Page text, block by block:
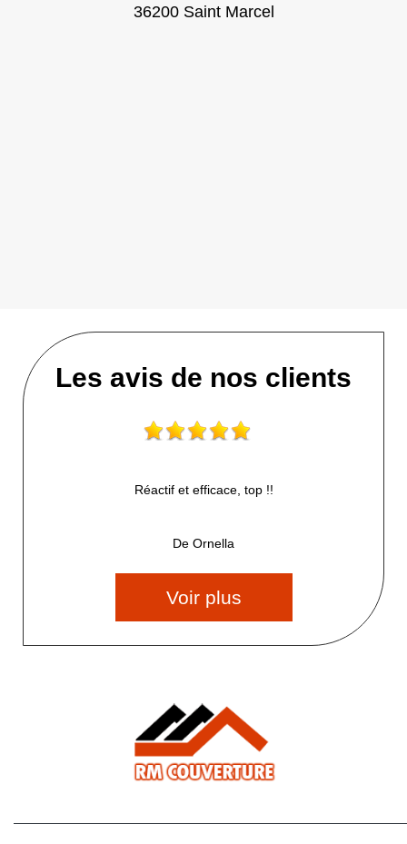
36200 Saint Marcel
Les avis de nos clients
Réactif et efficace, top !!
De Ornella
Voir plus